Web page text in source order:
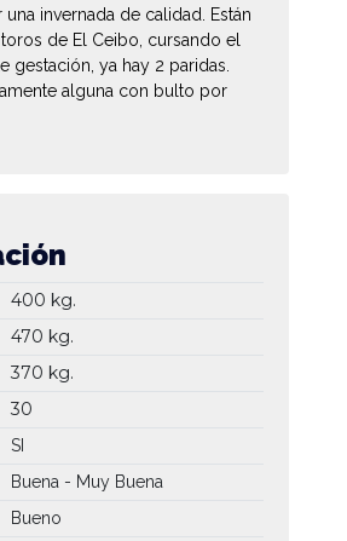
invernada de calidad. Están
de El Ceibo, cursando el
gestación, ya hay 2 paridas.
alguna con bulto por
400 kg.
470 kg.
370 kg.
30
SI
Buena - Muy Buena
Bueno